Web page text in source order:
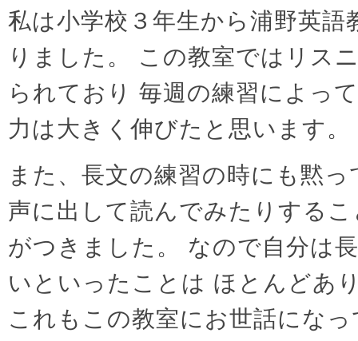
私は小学校３年生から浦野英語
りました。 この教室ではリス
られており 毎週の練習によっ
力は大きく伸びたと思います。
また、長文の練習の時にも黙
声に出して読んでみたりする
がつきました。 なので自分は
いといったことは ほとんどあ
これもこの教室にお世話にな